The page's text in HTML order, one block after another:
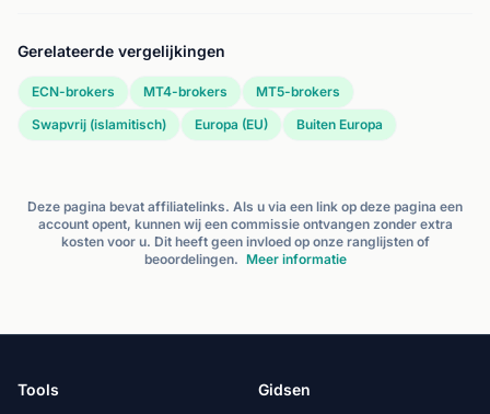
Gerelateerde vergelijkingen
ECN-brokers MT4-brokers
MT5-brokers
Swapvrij (islamitisch)
Europa (EU) Buiten Europa
Deze pagina bevat affiliatelinks. Als u via een link op deze pagina een
account opent, kunnen wij een commissie ontvangen zonder extra
kosten voor u. Dit heeft geen invloed op onze ranglijsten of
beoordelingen. Meer informatie
Tools Gidsen